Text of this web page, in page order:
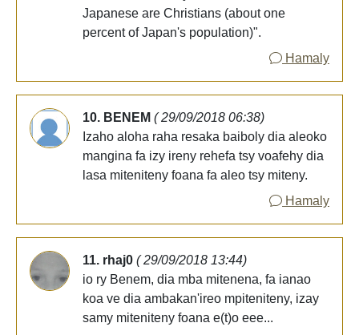
Japanese are Christians (about one
percent of Japan's population)".
Hamaly
10. BENEM ( 29/09/2018 06:38)
Izaho aloha raha resaka baiboly dia aleoko
mangina fa izy ireny rehefa tsy voafehy dia
lasa miteniteny foana fa aleo tsy miteny.
Hamaly
11. rhaj0 ( 29/09/2018 13:44)
io ry Benem, dia mba mitenena, fa ianao
koa ve dia ambakan'ireo mpiteniteny, izay
samy miteniteny foana e(t)o eee...